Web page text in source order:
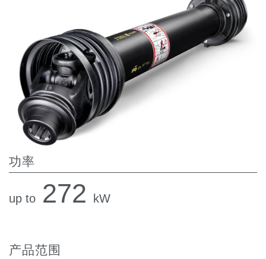
Motori elettrici brushless - Serie MS
径向活塞电机
专为 Bondioli & Pavesi 制造 的内齿轮油泵和滚切式马达
联轴器系统
控制
液压集成回路
方向控制阀
过滤阀
服控制器
功率
up to 272 kW
产品范围